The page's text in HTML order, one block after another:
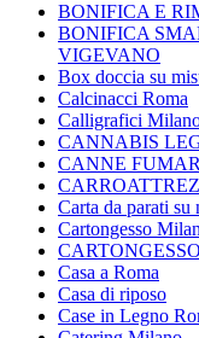
BONIFICA E
BONIFICA
VIGEVANO
Box doccia su
Calcinacci Roma
Calligrafici
CANNABIS
CANNE
Carta da parati su
Cartongesso
Casa a Roma
Casa di riposo
Case in Legno